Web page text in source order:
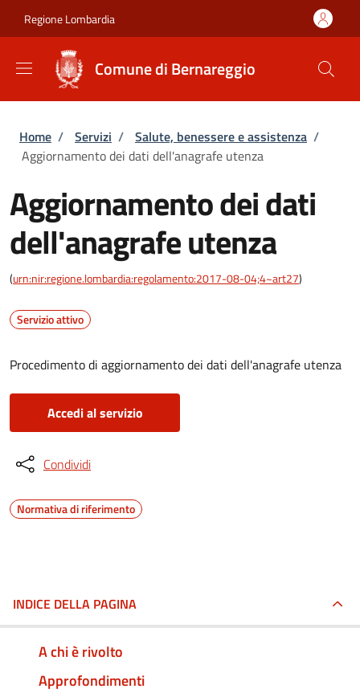
Regione Lombardia
Comune di Bernareggio
Briciole di pane
Home / Servizi / Salute, benessere e assistenza /
Aggiornamento dei dati dell'anagrafe utenza
Aggiornamento dei dati
dell'anagrafe utenza
(urn:nir:regione.lombardia:regolamento:2017-08-04;4~art27)
Servizio attivo
Procedimento di aggiornamento dei dati dell'anagrafe utenza
Accedi al servizio
Condividi
Normativa di riferimento
INDICE DELLA PAGINA
A chi è rivolto
Approfondimenti